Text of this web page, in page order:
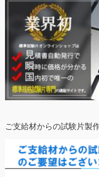
ご支給材からの試験片製